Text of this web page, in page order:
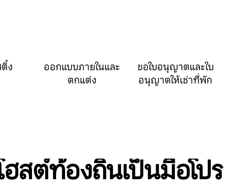
ง
ออกแบบภายในและ
ตกแต่ง
ขอใบอนุญาตและใบ
อนุญาตให้เช่าที่พัก
ฮสต์ท้องถิ่นเป็นมือโปร